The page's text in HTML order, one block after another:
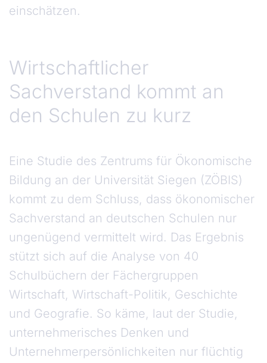
einschätzen.
Wirtschaftlicher
Sachverstand kommt an
den Schulen zu kurz
Eine Studie des Zentrums für Ökonomische
Bildung an der Universität Siegen (ZÖBIS)
kommt zu dem Schluss, dass ökonomischer
Sachverstand an deutschen Schulen nur
ungenügend vermittelt wird. Das Ergebnis
stützt sich auf die Analyse von 40
Schulbüchern der Fächergruppen
Wirtschaft, Wirtschaft-Politik, Geschichte
und Geografie. So käme, laut der Studie,
unternehmerisches Denken und
Unternehmerpersönlichkeiten nur flüchtig